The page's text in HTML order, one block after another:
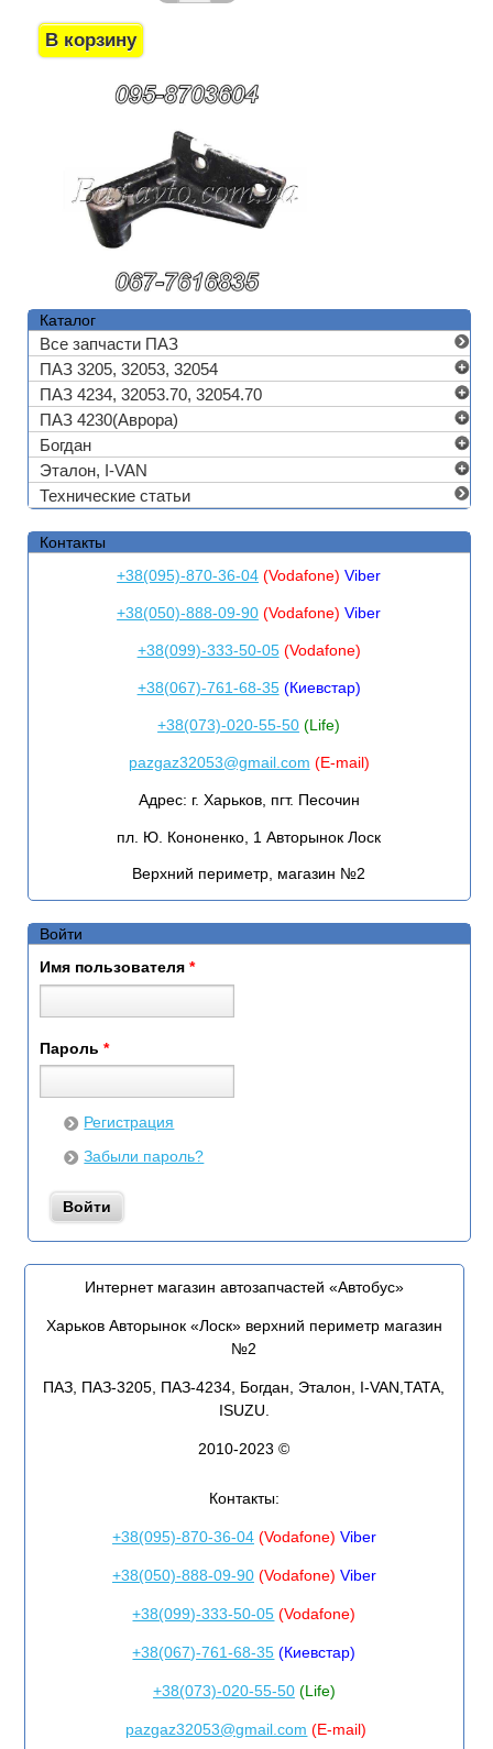
Каталог
Все запчасти ПАЗ
ПАЗ 3205, 32053, 32054
ПАЗ 4234, 32053.70, 32054.70
ПАЗ 4230(Аврора)
Богдан
Эталон, I-VAN
Технические статьи
Контакты
+38(095)-870-36-04 (Vodafone)Viber
+38(050)-888-09-90 (Vodafone)Viber
+38(099)-333-50-05(Vodafone)
+38(067)-761-68-35(Киевстар)
+38(073)-020-55-50 (Life)
pazgaz32053@gmail.com (E-mail)
Адрес: г. Харьков, пгт. Песочин
пл. Ю. Кононенко, 1 Авторынок Лоск
Верхний периметр, магазин №2
Войти
Имя пользователя *
Пароль *
Регистрация
Забыли пароль?
Интернет магазин автозапчастей «Автобус»
Харьков Авторынок «Лоск» верхний периметр магазин
№2
ПАЗ, ПАЗ-3205, ПАЗ-4234, Богдан, Эталон, I-VAN,TATA,
ISUZU.
2010-2023 ©
Контакты:
+38(095)-870-36-04(Vodafone) Viber
+38(050)-888-09-90(Vodafone) Viber
+38(099)-333-50-05 (Vodafone)
+38(067)-761-68-35 (Киевстар)
+38(073)-020-55-50(Life)
pazgaz32053@gmail.com (E-mail)